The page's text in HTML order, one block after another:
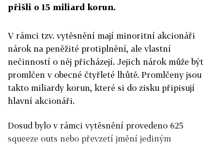
přišli o 15 miliard korun.
V rámci tzv. vytěsnění mají minoritní akcionáři
nárok na peněžité protiplnění, ale vlastní
nečinností o něj přicházejí. Jejich nárok může být
promlčen v obecné čtyřleté lhůtě. Promlčeny jsou
takto miliardy korun, které si do zisku připisují
hlavní akcionáři.
Dosud bylo v rámci vytěsnění provedeno 625
squeeze outs nebo převzetí jmění jediným